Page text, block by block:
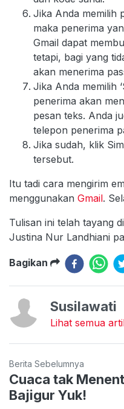
Jika Anda memilih
maka penerima
Gmail dapat
tetapi, bagi yang
akan menerima
Jika Anda memilih
penerima akan
pesan teks. Anda
telepon penerima
Jika sudah, klik
tersebut.
Itu tadi cara mengirim
menggunakan Gmail.
Tulisan ini telah tayang di
Justina Nur Landhiani
Bagikan
Susilawati
Lihat semua
Berita Sebelumnya
Cuaca tak
Bajigur Yuk!